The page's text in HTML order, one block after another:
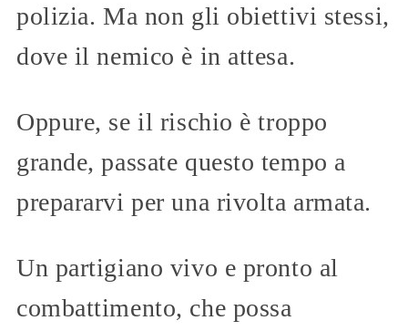
polizia. Ma non gli obiettivi stessi,
dove il nemico è in attesa.
Oppure, se il rischio è troppo
grande, passate questo tempo a
prepararvi per una rivolta armata.
Un partigiano vivo e pronto al
combattimento, che possa